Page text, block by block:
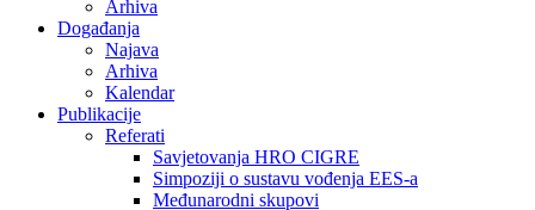
Arhiva
Događanja
Najava
Arhiva
Kalendar
Publikacije
Referati
Savjetovanja HRO CIGRE
Simpoziji o sustavu vođenja EES-a
Međunarodni skupovi